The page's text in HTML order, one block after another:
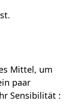
Mittel, um
paar
Sensibilität :